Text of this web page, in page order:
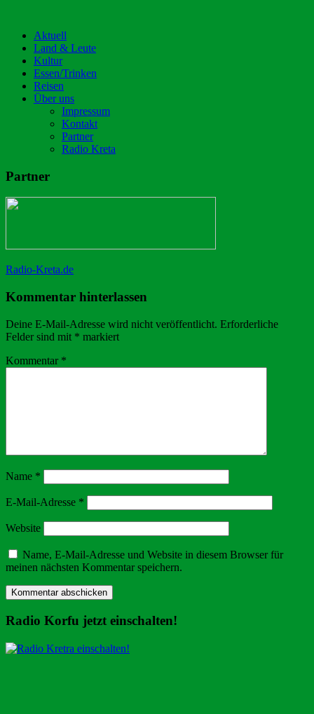
Aktuell
Land & Leute
Kultur
Essen/Trinken
Reisen
Über uns
Impressum
Kontakt
Partner
Radio Kreta
Partner
Radio-Kreta.de
Kommentar hinterlassen
Deine E-Mail-Adresse wird nicht veröffentlicht. Erforderliche
Felder sind mit * markiert
Kommentar *
Name *
E-Mail-Adresse *
Website
Name, E-Mail-Adresse und Website in diesem Browser für
meinen nächsten Kommentar speichern.
Radio Korfu jetzt einschalten!